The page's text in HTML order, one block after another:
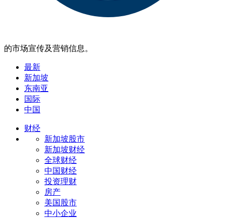
的市场宣传及营销信息。
最新
新加坡
东南亚
国际
中国
财经
新加坡股市
新加坡财经
全球财经
中国财经
投资理财
房产
美国股市
中小企业